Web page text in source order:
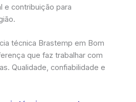
e contribuição para
técnica Brastemp em Bom
que faz trabalhar com
Qualidade, confiabilidade e